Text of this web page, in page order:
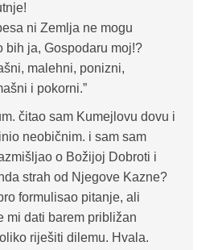
ni Zemlja ne mogu
bih ja, Gospodaru moj!?
malehni, ponizni,
i pokorni.”
čitao sam Kumejlovu dovu i
neobičnim. i sam sam
o Božijoj Dobroti i
strah od Njegove Kazne?
formulisao pitanje, ali
mi dati barem približan
riješiti dilemu. Hvala.